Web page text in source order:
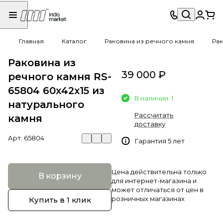
Главная Каталог Раковина из речного камня
Раковина из
речного камня RS-
65804 60х42х15 из
натурального
камня
Арт. 65804
В корзину
Купить в 1 клик
39 000 ₽
В наличии: 1
Рассчитать
доставку
Гарантия 5 лет
Цена действительна только
для интернет-магазина и
может отличаться от цен в
розничных магазинах